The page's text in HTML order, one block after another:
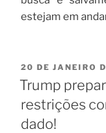
estejam em
20 DE JANEIRO
Trump
restrições
dado!